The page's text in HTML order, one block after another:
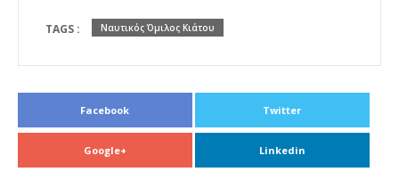
TAGS : Ναυτικός Όμιλος Κιάτου
Facebook Twitter
Google+ Linkedin